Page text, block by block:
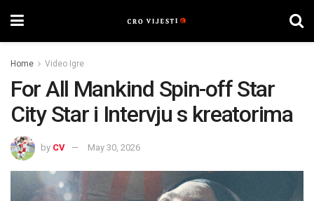
Home Video Igre
For All Mankind Spin-off Star
City Star i Intervju s kreatorima
by CV May 30, 2026